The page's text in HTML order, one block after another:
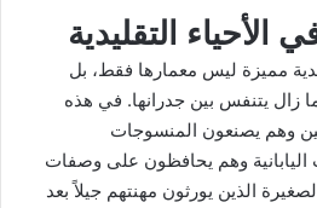
الأحياء التقليدية
مميزة ليس معمارها فقط، بل
زال يتنفس بين جدرانها. في هذه
وهم يصنعون المنسوجات
اليابانية وهم يحافظون على وصفات
الذين يورثون مهنتهم جيلاً بعد